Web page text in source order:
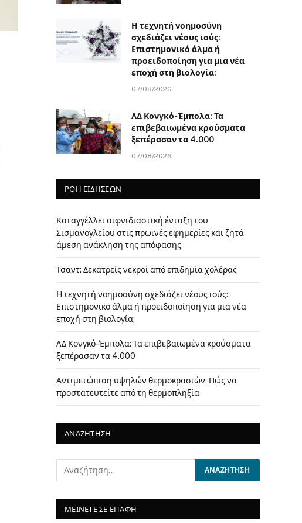
Η τεχνητή νοημοσύνη
σχεδιάζει νέους ιούς:
Επιστημονικό άλμα ή
προειδοποίηση για μια νέα
εποχή στη βιολογία;
07/08/2026
ΛΔ Κονγκό-Έμπολα: Τα
επιβεβαιωμένα κρούσματα
ξεπέρασαν τα 4.000
07/08/2026
ΡΟΗ ΕΙΔΗΣΕΩΝ
Καταγγέλλει αιφνιδιαστική ένταξη του
Σισμανογλείου στις πρωινές εφημερίες και ζητά
άμεση ανάκληση της απόφασης
Τσαντ: Δεκατρείς νεκροί από επιδημία χολέρας
Η τεχνητή νοημοσύνη σχεδιάζει νέους ιούς:
Επιστημονικό άλμα ή προειδοποίηση για μια νέα
εποχή στη βιολογία;
ΛΔ Κονγκό-Έμπολα: Τα επιβεβαιωμένα κρούσματα
ξεπέρασαν τα 4.000
Αντιμετώπιση υψηλών θερμοκρασιών: Πώς να
προστατευτείτε από τη θερμοπληξία
ΑΝΑΖΗΤΗΣΗ
ΜΕΙΝΕΤΕ ΣΕ ΕΠΑΦΗ